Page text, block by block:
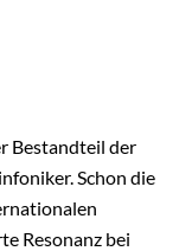
Bestandteil der
Schon die
Resonanz bei